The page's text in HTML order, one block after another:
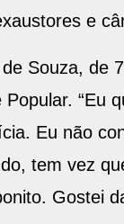
e
Souza, de
“Eu
Eu não
tem vez
Gostei